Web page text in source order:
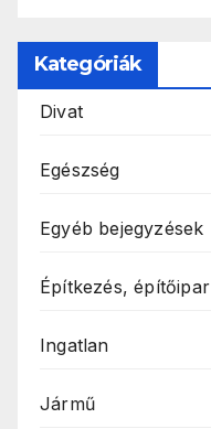
Kategóriák
Divat
Egészség
Egyéb bejegyzések
Építkezés, építőipar
Ingatlan
Jármű